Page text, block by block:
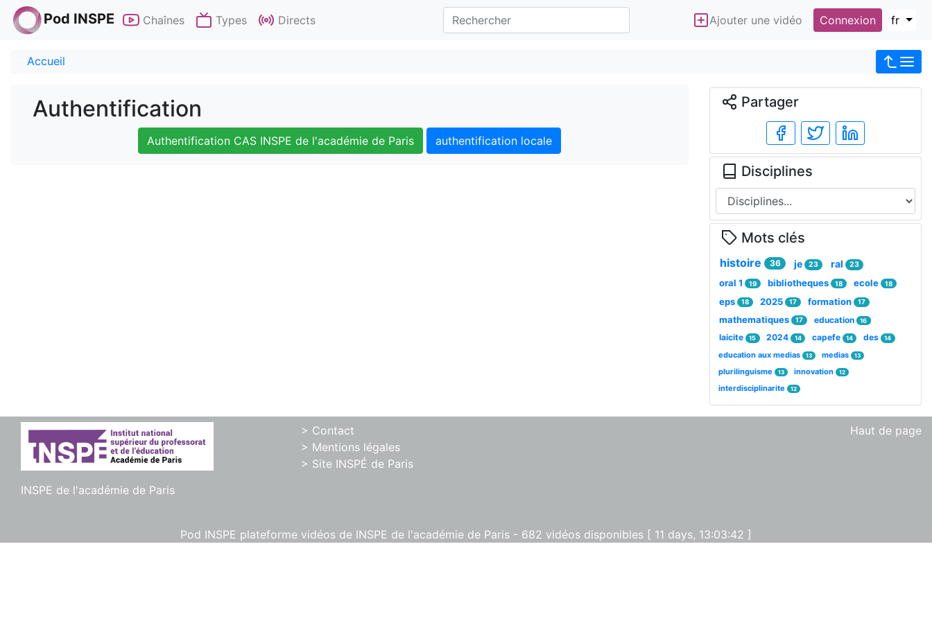
Pod INSPE Chaînes Types Directs Ajouter une vidéo Connexion fr
Accueil
Authentification
Authentification CAS INSPE de l'académie de Paris authentification locale
Partager
Disciplines
Mots clés
histoire 36 je 23 ral 23
oral 1 19 bibliotheques 18 ecole 18
eps 18 2025 17 formation 17
mathematiques 17 education 16
laicite 15 2024 14 capefe 14 des 14
education aux medias 13 medias 13
plurilinguisme 13 innovation 12
interdisciplinarite 12
Haut de page
INSPE de l'académie de Paris
> Contact
> Mentions légales
> Site INSPÉ de Paris
Pod INSPE plateforme vidéos de INSPE de l'académie de Paris - 682 vidéos disponibles [ 11 days, 13:03:42 ]